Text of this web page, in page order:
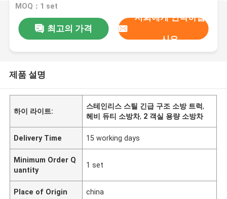
MOQ：1 set
최고의 가격
저희에게 연락하십
시오
제품 설명
하이 라이트:
스테인리스 스틸 긴급 구조 소방 트럭,
헤비 듀티 소방차, 2 객실 용량 소방차
Delivery Time 15 working days
Minimum Order Q
uantity
1 set
Place of Origin china